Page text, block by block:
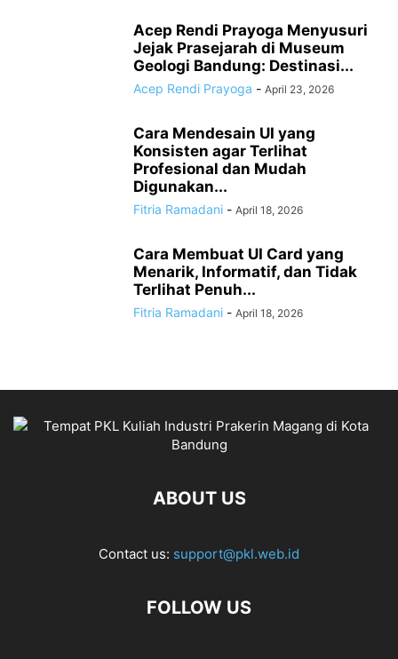
Acep Rendi Prayoga Menyusuri
Jejak Prasejarah di Museum
Geologi Bandung: Destinasi...
Acep Rendi Prayoga - April 23, 2026
Cara Mendesain UI yang
Konsisten agar Terlihat
Profesional dan Mudah
Digunakan...
Fitria Ramadani - April 18, 2026
Cara Membuat UI Card yang
Menarik, Informatif, dan Tidak
Terlihat Penuh...
Fitria Ramadani - April 18, 2026
ABOUT US
Contact us: support@pkl.web.id
FOLLOW US